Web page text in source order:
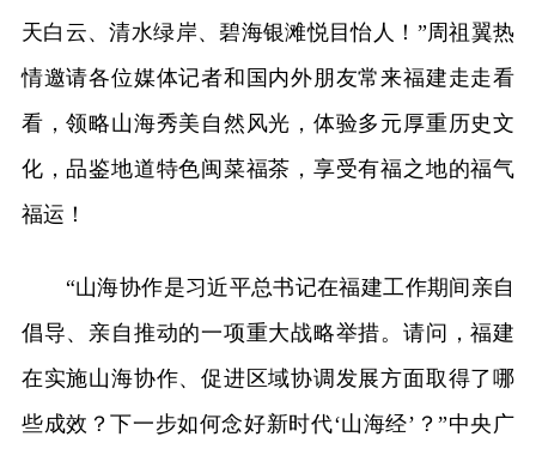
天白云、清水绿岸、碧海银滩悦目怡人！”周祖翼热
情邀请各位媒体记者和国内外朋友常来福建走走看
看，领略山海秀美自然风光，体验多元厚重历史文
化，品鉴地道特色闽菜福茶，享受有福之地的福气
福运！
“山海协作是习近平总书记在福建工作期间亲自
倡导、亲自推动的一项重大战略举措。请问，福建
在实施山海协作、促进区域协调发展方面取得了哪
些成效？下一步如何念好新时代‘山海经’？”中央广